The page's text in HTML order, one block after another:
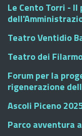
Le Cento Torri -
Teatro Ventidio
Teatro dei
Forum per la
rigenerazione
Ascoli Piceno
Parco avventura